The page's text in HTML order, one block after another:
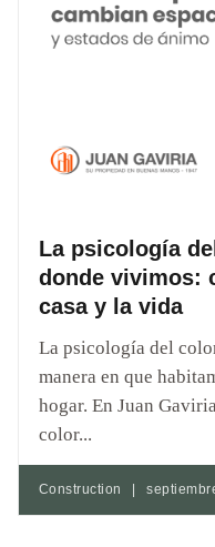
La psicología
donde vivimos:
casa y la vida
La psicología del
manera en que
hogar. En Juan
color...
Construction